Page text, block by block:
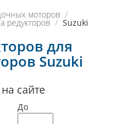
моторов
редукторов Suzuki
для
Suzuki
сайте
До